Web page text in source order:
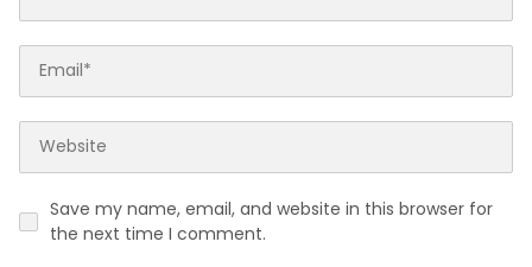
Save my name, email, and website in this browser for
the next time I comment.